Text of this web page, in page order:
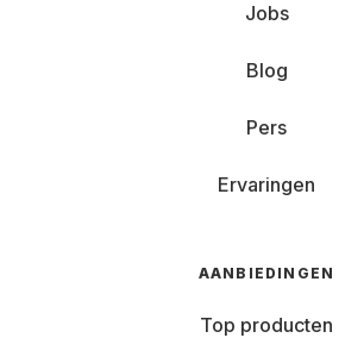
Jobs
Blog
Pers
Ervaringen
AANBIEDINGEN
Top producten